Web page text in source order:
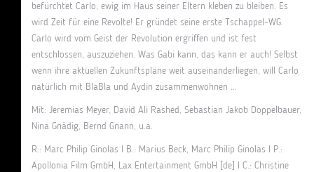
befürchtet Carlo, ewig im Haus seiner Eltern kleben zu bleiben. Es
wird Zeit für eine Revolte! Er gründet seine erste Tschappel-WG.
Carlo wird vom Geist der Revolution ergriffen und ist fest
entschlossen, auszuziehen. Was Gabi kann, das kann er auch! Selbst
wenn ihre aktuellen Zukunftspläne weit auseinanderliegen, will Carlo
natürlich mit BlaBla und Aydin zusammenwohnen …
Mit: Jeremias Meyer, David Ali Rashed, Sebastian Jakob Doppelbauer,
Nina Gnädig, Bernd Gnann, u.a.
R.: Marc Philip Ginolas I B.: Marius Beck, Marc Philip Ginolas I P.:
Apollonia Film GmbH, Lax Entertainment GmbH [de] I C.: Christine